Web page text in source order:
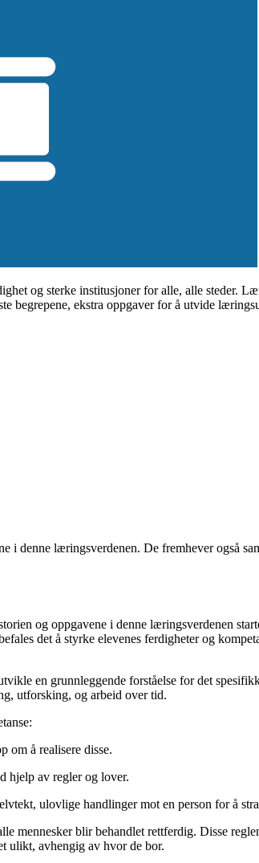
og sterke institusjoner for alle, alle steder.
ekstra oppgaver for å utvide
i denne læringsverdenen. De fremhever også
og oppgavene i denne læringsverdenen
det å styrke elevenes ferdigheter og
en grunnleggende forståelse for det
utforsking, og arbeid over tid.
om å realisere disse.
hjelp av regler og lover.
ulovlige handlinger mot en person for å
mennesker blir behandlet rettferdig. Disse
ulikt, avhengig av hvor de bor.